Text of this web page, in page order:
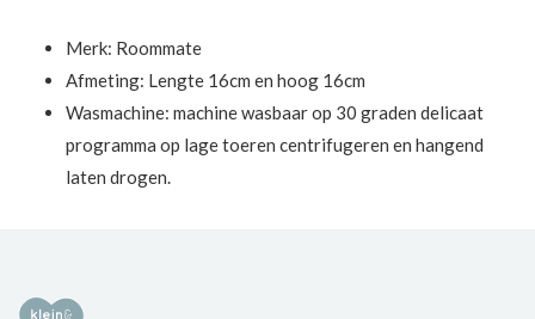
Merk: Roommate
Afmeting: Lengte 16cm en hoog 16cm
Wasmachine: machine wasbaar op 30 graden delicaat
programma op lage toeren centrifugeren en hangend
laten drogen.